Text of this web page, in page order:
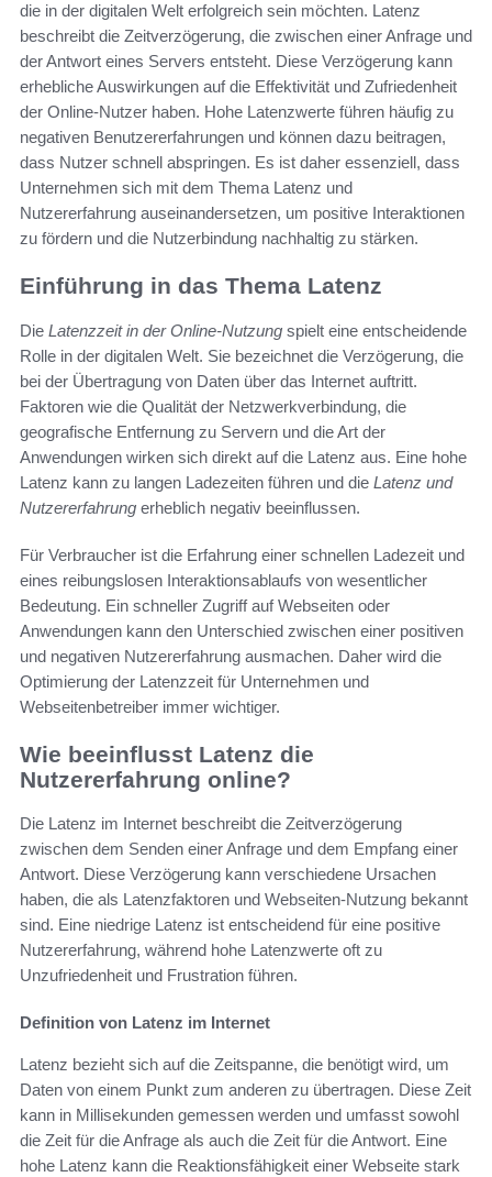
die in der digitalen Welt erfolgreich sein möchten. Latenz
beschreibt die Zeitverzögerung, die zwischen einer Anfrage und
der Antwort eines Servers entsteht. Diese Verzögerung kann
erhebliche Auswirkungen auf die Effektivität und Zufriedenheit
der Online-Nutzer haben. Hohe Latenzwerte führen häufig zu
negativen Benutzererfahrungen und können dazu beitragen,
dass Nutzer schnell abspringen. Es ist daher essenziell, dass
Unternehmen sich mit dem Thema Latenz und
Nutzererfahrung auseinandersetzen, um positive Interaktionen
zu fördern und die Nutzerbindung nachhaltig zu stärken.
Einführung in das Thema Latenz
Die Latenzzeit in der Online-Nutzung spielt eine entscheidende
Rolle in der digitalen Welt. Sie bezeichnet die Verzögerung, die
bei der Übertragung von Daten über das Internet auftritt.
Faktoren wie die Qualität der Netzwerkverbindung, die
geografische Entfernung zu Servern und die Art der
Anwendungen wirken sich direkt auf die Latenz aus. Eine hohe
Latenz kann zu langen Ladezeiten führen und die Latenz und
Nutzererfahrung erheblich negativ beeinflussen.
Für Verbraucher ist die Erfahrung einer schnellen Ladezeit und
eines reibungslosen Interaktionsablaufs von wesentlicher
Bedeutung. Ein schneller Zugriff auf Webseiten oder
Anwendungen kann den Unterschied zwischen einer positiven
und negativen Nutzererfahrung ausmachen. Daher wird die
Optimierung der Latenzzeit für Unternehmen und
Webseitenbetreiber immer wichtiger.
Wie beeinflusst Latenz die
Nutzererfahrung online?
Die Latenz im Internet beschreibt die Zeitverzögerung
zwischen dem Senden einer Anfrage und dem Empfang einer
Antwort. Diese Verzögerung kann verschiedene Ursachen
haben, die als Latenzfaktoren und Webseiten-Nutzung bekannt
sind. Eine niedrige Latenz ist entscheidend für eine positive
Nutzererfahrung, während hohe Latenzwerte oft zu
Unzufriedenheit und Frustration führen.
Definition von Latenz im Internet
Latenz bezieht sich auf die Zeitspanne, die benötigt wird, um
Daten von einem Punkt zum anderen zu übertragen. Diese Zeit
kann in Millisekunden gemessen werden und umfasst sowohl
die Zeit für die Anfrage als auch die Zeit für die Antwort. Eine
hohe Latenz kann die Reaktionsfähigkeit einer Webseite stark